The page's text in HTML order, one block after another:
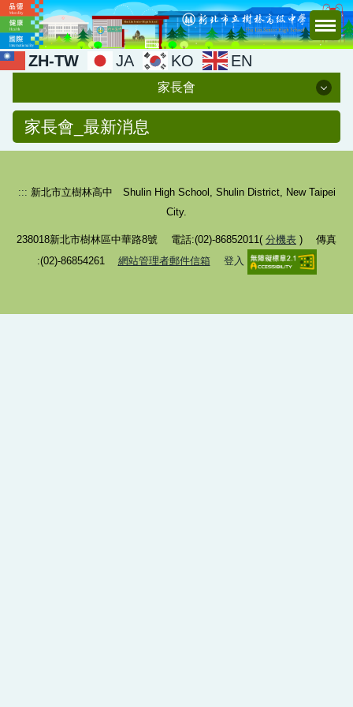
跳
到
主
要
容
ZH-TW JA KO EN
家長會
家長會
組織章程
活動照片
家長會_最新消息
::: 新北市立樹林高中 Shulin High School, Shulin District, New Taipei
City.
238018新北市樹林區中華路8號 電話:(02)-86852011( 分機表 ) 傳真
:(02)-86854261 網站管理者郵件信箱 登入